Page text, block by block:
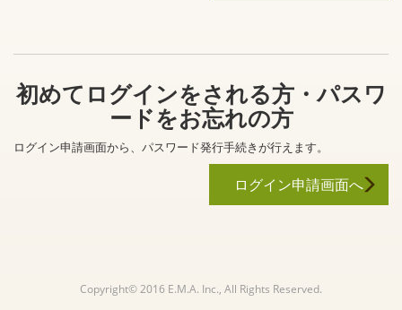
初めてログインをされる方・パスワ
ードをお忘れの方
ログイン申請画面から、パスワード発行手続きが行えます。
ログイン申請画面へ
Copyright© 2016 E.M.A. Inc., All Rights Reserved.